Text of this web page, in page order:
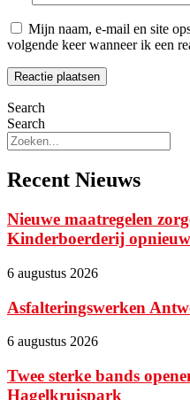
Mijn naam, e-mail en site
volgende keer wanneer ik een
Search
Search
Recent Nieuws
Nieuwe maatregelen
Kinderboerderij
6 augustus 2026
Asfalteringswerken
6 augustus 2026
Twee sterke bands
Hagelkruispark